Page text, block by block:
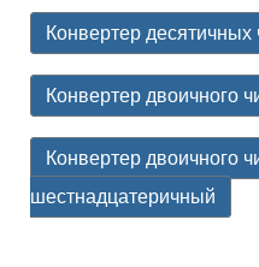
Конвертер
Конвертер двоичного
Конвертер двоичного
шестнадцатеричный